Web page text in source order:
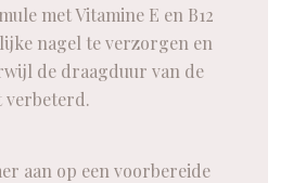
met Vitamine E en B12
nagel te verzorgen en
de draagduur van de
verbeterd.
aan op een voorbereide